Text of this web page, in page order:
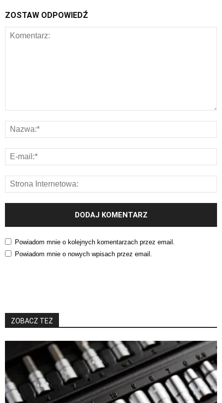
ZOSTAW ODPOWIEDŹ
Powiadom mnie o kolejnych komentarzach przez email.
Powiadom mnie o nowych wpisach przez email.
ZOBACZ TEŻ